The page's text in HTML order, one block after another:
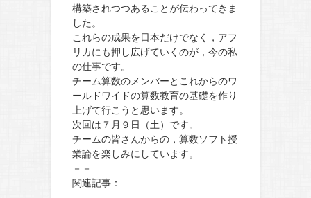
構築されつつあることが伝わってきま
した。
これらの成果を日本だけでなく，アフ
リカにも押し広げていくのが，今の私
の仕事です。
チーム算数のメンバーとこれからのワ
ールドワイドの算数教育の基礎を作り
上げて行こうと思います。
次回は７月９日（土）です。
チームの皆さんからの，算数ソフト授
業論を楽しみにしています。
－－
関連記事：